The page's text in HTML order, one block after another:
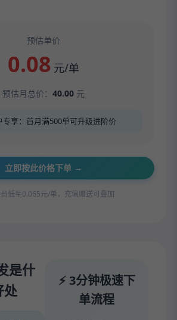
预估单价
0.08 元/单
预估月总价： 40.00 元
专享：首月满500单可升级进阶价
立即按此价格下单 →
低至0.065元/单，充值赠送可叠加
是什
处
⚡ 3分钟极速下
单流程